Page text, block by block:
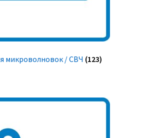
микроволновок / СВЧ (123)